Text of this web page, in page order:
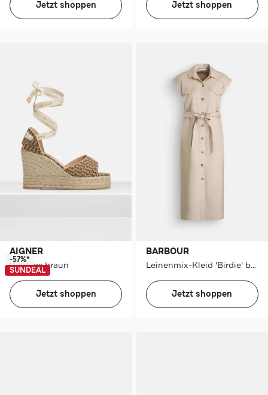
Jetzt shoppen Jetzt shoppen
AIGNER
Wedges braun
-57%*
SUNDEAL
Jetzt shoppen
BARBOUR
Leinenmix-Kleid 'Birdie' beige
Jetzt shoppen